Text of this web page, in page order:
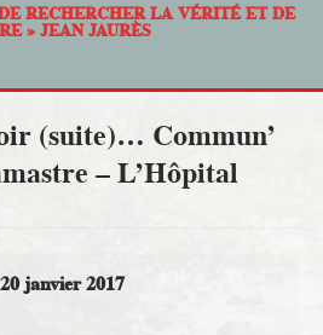
RECHERCHER LA VÉRITÉ ET DE
» JEAN JAURÈS
(suite)… Commun’
– L’Hôpital
20 janvier 2017